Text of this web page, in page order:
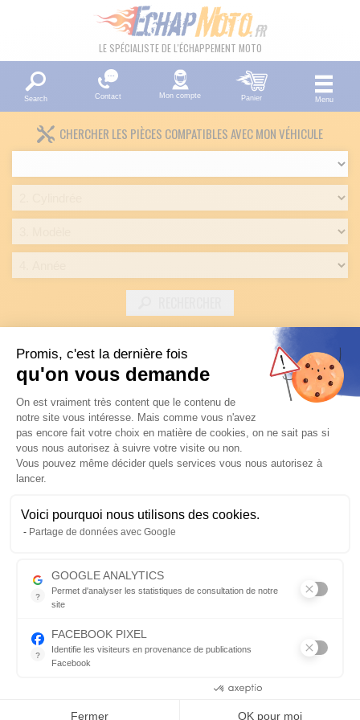
LE SPÉCIALISTE DE L'ÉCHAPPEMENT MOTO
Search Contact Mon compte Panier Menu
CHERCHER LES PIÈCES COMPATIBLES AVEC MON VÉHICULE
LISTE DES PRODUITS DE LA MARQUE BIG ONE
There is no product in this category
Newsletter Equip'Moto :Abonnez-vous pour recevoir nos bons
plans, promos et nouveautés
Switch to desktop version
Sécurité des paiements
Conditions générales de ventes
Promis, c'est la dernière fois
qu'on vous demande
Plateforme de Gestion du
On est vraiment très content que le contenu de
notre site vous intéresse. Mais comme vous n'avez
pas encore fait votre choix en matière de cookies, on ne sait pas si
vous nous autorisez à suivre votre visite ou non.
Vous pouvez même décider quels services vous nous autorisez à
lancer.
Voici pourquoi nous utilisons des cookies.
Partage de données avec Google
?
GOOGLE ANALYTICS
Permet d'analyser les statistiques de consultation de notre
site
?
FACEBOOK PIXEL
Identifie les visiteurs en provenance de publications
Facebook
Fermer OK pour moi
Axeptio consent